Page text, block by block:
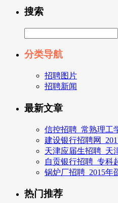
搜索
分类导航
招聘图片
招聘新闻
最新文章
信控招聘_常熟理工
建设银行招聘网
天津应届生招聘_天
自贡银行招聘_专科
锅炉厂招聘_2015年
热门推荐